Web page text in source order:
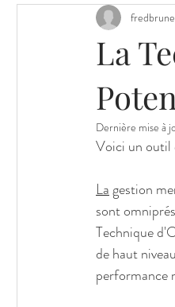
La
Dernière mise à
Voici un outil
La gestion
sont
Technique
de haut
performance